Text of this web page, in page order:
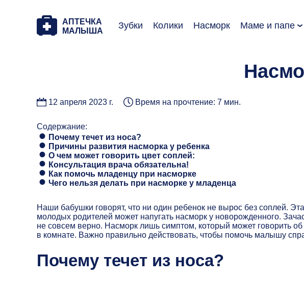
Зубки Колики Насморк Маме и папе
АПТЕЧКА
МАЛЫША
12 апреля 2023 г. Время на прочтение: 7 мин.
Содержание:
Почему течет из носа?
Причины развития насморка у ребенка
О чем может говорить цвет соплей:
Консультация врача обязательна!
Как помочь младенцу при насморке
Чего нельзя делать при насморке у младенца
Наши бабушки говорят, что ни один ребенок не вырос без соплей.
молодых родителей может напугать насморк у новорожденного.
не совсем верно. Насморк лишь симптом, который может говорить об
в комнате. Важно правильно действовать, чтобы помочь малышу
Почему течет из носа?